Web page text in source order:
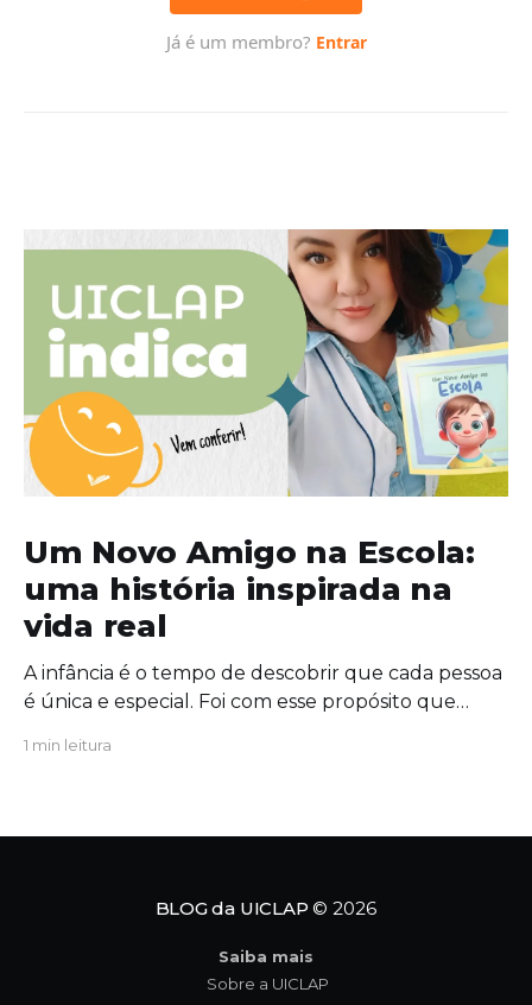
Um Novo Amigo na Escola:
uma história inspirada na
vida real
A infância é o tempo de descobrir que cada pessoa
é única e especial. Foi com esse propósito que
convida crianças, famílias e educadores a
Tavinho,
1 min leitura
BLOG da UICLAP © 2026
Saiba mais
Sobre a UICLAP